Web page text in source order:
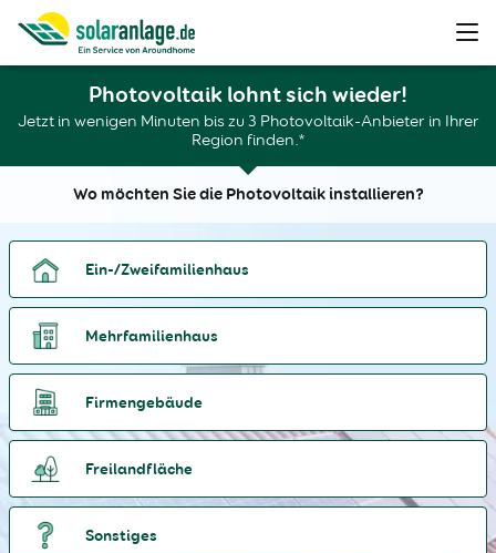
Photovoltaik lohnt sich wieder!
Jetzt in wenigen Minuten bis zu 3 Photovoltaik-Anbieter in Ihrer
Region finden.*
Wo möchten Sie die Photovoltaik installieren?
Ein-/Zweifamilienhaus
Mehrfamilienhaus
Firmengebäude
Freilandfläche
Sonstiges